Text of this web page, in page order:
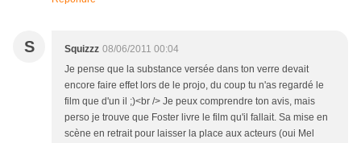
S Squizzz 08/06/2011 00:04
Je pense que la substance versée dans ton verre devait
encore faire effet lors de le projo, du coup tu n'as regardé le
film que d'un il ;)<br /> Je peux comprendre ton avis, mais
perso je trouve que Foster livre le film qu'il fallait. Sa mise en
scène en retrait pour laisser la place aux acteurs (oui Mel